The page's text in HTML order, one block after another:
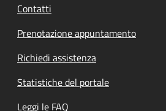
Contatti
Prenotazione appuntamento
Richiedi assistenza
Statistiche del portale
Leggi le FAQ